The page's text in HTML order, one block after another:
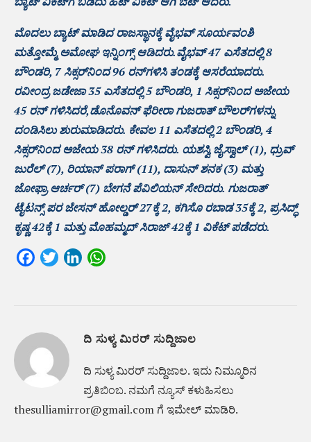
ಮೊದಲು ಬ್ಯಾಟ್ ಮಾಡಿದ ರಾಜಸ್ಥಾನಕ್ಕೆ ವೈಭವ್ ಸೂರ್ಯವಂಶಿ
ಮತ್ತೋಮ್ಮೆ ಅಮೋಘ ಇನ್ನಿಂಗ್ಸ್ ಆಡಿದರು.ವೈಭವ್‌ 47 ಎಸೆತದಲ್ಲಿ 8
ಬೌಂಡರಿ, 7 ಸಿಕ್ಸರ್‌ನಿಂದ 96 ರನ್‌ಗಳಿಸಿ ತಂಡಕ್ಕೆ ಆಸರೆಯಾದರು.
ರವೀಂದ್ರ ಜಡೇಜಾ 35 ಎಸೆತದಲ್ಲಿ 5 ಬೌಂಡರಿ, 1 ಸಿಕ್ಸರ್‌ನಿಂದ ಅಜೇಯ
45 ರನ್‌ ಗಳಿಸಿದರೆ,ಡೊನೊವನ್ ಫೆರೀರಾ ಗುಜರಾತ್‌ ಬೌಲರ್‌ಗಳನ್ನು
ದಂಡಿಸಿಲು ಶುರುಮಾಡಿದರು. ಕೇವಲ 11 ಎಸೆತದಲ್ಲಿ 2 ಬೌಂಡರಿ, 4
ಸಿಕ್ಸರ್‌ನಿಂದ ಅಜೇಯ 38 ರನ್‌ ಗಳಿಸಿದರು. ಯಶಸ್ವಿ ಜೈಸ್ವಾಲ್ (1), ಧ್ರುವ್
ಜುರೆಲ್ (7), ರಿಯಾನ್ ಪರಾಗ್ (11), ದಾಸುನ್ ಶನಕ (3) ಮತ್ತು
ಜೋಫ್ರಾ ಆರ್ಚರ್ (7) ಬೇಗನೆ ಪೆವಿಲಿಯನ್‌ ಸೇರಿದರು. ಗುಜರಾತ್‌
ಟೈಟನ್ಸ್‌ ಪರ ಜೇಸನ್ ಹೋಲ್ಡರ್ 27ಕ್ಕೆ 2, ಕಗಿಸೊ ರಬಾಡ 35ಕ್ಕೆ 2, ಪ್ರಸಿದ್ಧ್
ಕೃಷ್ಣ 42ಕ್ಕೆ 1 ಮತ್ತು ಮೊಹಮ್ಮದ್ ಸಿರಾಜ್ 42ಕ್ಕೆ 1 ವಿಕೆಟ್‌ ಪಡೆದರು.
FacebookTwitterLinkedIn
ದಿ ಸುಳ್ಯ ಮಿರರ್ ಸುದ್ದಿಜಾಲ
ದಿ ಸುಳ್ಯ ಮಿರರ್‌ ಸುದ್ದಿಜಾಲ. ಇದು ನಿಮ್ಮೂರಿನ
ಪ್ರತಿಬಿಂಬ. ನಮಗೆ ನ್ಯೂಸ್‌ ಕಳುಹಿಸಲು
thesulliamirror@gmail.com ಗೆ ಇಮೇಲ್ ಮಾಡಿರಿ.